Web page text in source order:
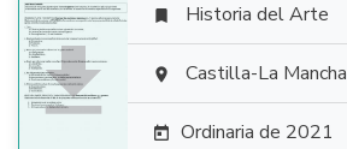

 Historia del Arte
 Castilla-La Mancha
 Ordinaria de 2021